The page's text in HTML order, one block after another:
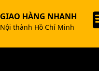
GIAO HÀNG NHANH
Nội thành Hồ Chí Minh